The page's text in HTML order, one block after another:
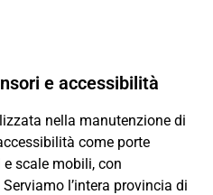
e accessibilità
nella manutenzione di
come porte
scale mobili, con
l’intera provincia di